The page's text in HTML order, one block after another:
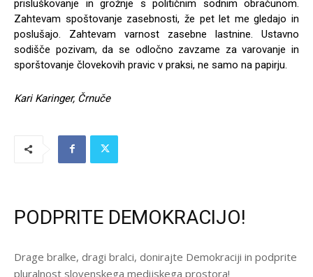
prisluškovanje in grožnje s političnim sodnim obračunom.
Zahtevam spoštovanje zasebnosti, že pet let me gledajo in
poslušajo. Zahtevam varnost zasebne lastnine. Ustavno
sodišče pozivam, da se odločno zavzame za varovanje in
sporštovanje človekovih pravic v praksi, ne samo na papirju.
Kari Karinger, Črnuče
PODPRITE DEMOKRACIJO!
Drage bralke, dragi bralci, donirajte Demokraciji in podprite
pluralnost slovenskega medijskega prostora!